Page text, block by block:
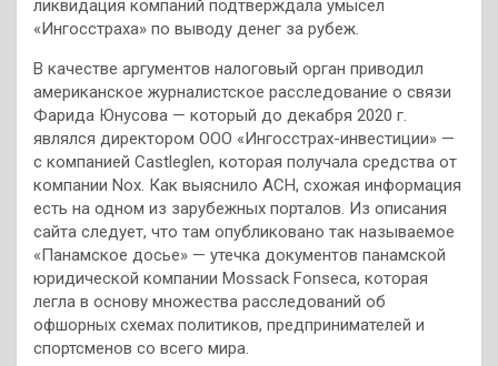
ликвидация компаний подтверждала умысел
«Ингосстраха» по выводу денег за рубеж.
В качестве аргументов налоговый орган приводил
американское журналистское расследование о связи
Фарида Юнусова — который до декабря 2020 г.
являлся директором ООО «Ингосстрах-инвестиции» —
с компанией Castleglen, которая получала средства от
компании Nox. Как выяснило АСН, схожая информация
есть на одном из зарубежных порталов. Из описания
сайта следует, что там опубликовано так называемое
«Панамское досье» — утечка документов панамской
юридической компании Mossack Fonseca, которая
легла в основу множества расследований об
офшорных схемах политиков, предпринимателей и
спортсменов со всего мира.